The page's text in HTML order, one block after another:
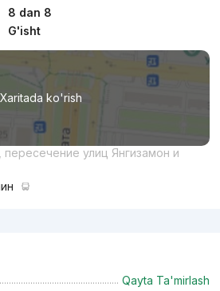
8 dan 8
G'isht
Xaritada ko'rish
улиц Янгизамон и
Qayta Ta'mirlash